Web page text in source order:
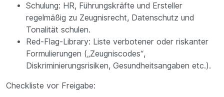
Schulung: HR, Führungskräfte und Ersteller
regelmäßig zu Zeugnisrecht, Datenschutz und
Tonalität schulen.
Red-Flag-Library: Liste verbotener oder riskanter
Formulierungen („Zeugniscodes“,
Diskriminierungsrisiken, Gesundheitsangaben etc.).
Checkliste vor Freigabe: